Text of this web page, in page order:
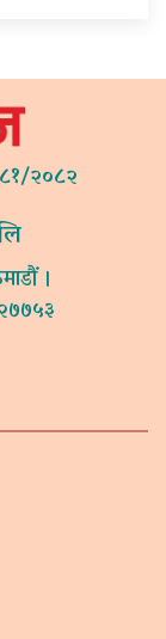
२०८२
।